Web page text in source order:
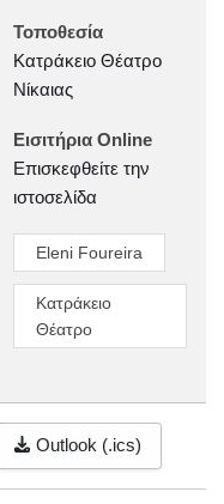
Τοποθεσία
Κατράκειο Θέατρο
Νίκαιας
Εισιτήρια Online
Επισκεφθείτε την
ιστοσελίδα
Eleni Foureira
Κατράκειο
Θέατρο
Outlook (.ics)